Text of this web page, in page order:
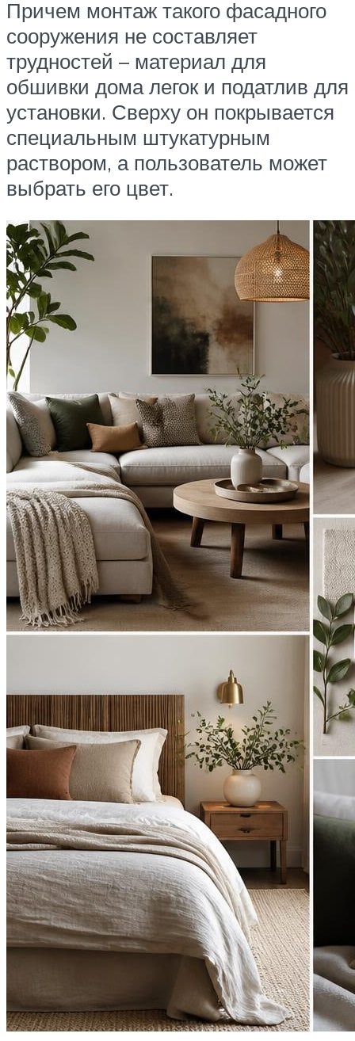
Причем монтаж такого фасадного
сооружения не составляет
трудностей – материал для
обшивки дома легок и податлив для
установки. Сверху он покрывается
специальным штукатурным
раствором, а пользователь может
выбрать его цвет.